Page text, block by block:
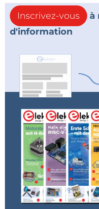
Inscrivez-vous
à
d'information